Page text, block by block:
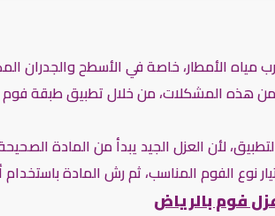
الأمطار، خاصة في الأسطح والجدران
هذه المشكلات، من خلال تطبيق طبقة فوم
لأن العزل الجيد يبدأ من المادة
الفوم المناسب، ثم رش المادة باستخدام
فوم بالرياض